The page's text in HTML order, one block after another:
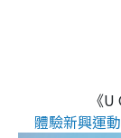
《
體驗新興運